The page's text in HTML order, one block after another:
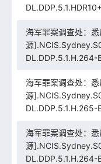
海军罪案调查处：
源
DL.DDP.5.1.H.264-
海军罪案调查处：
源
DL.DDP.5.1.H.265-
海军罪案调查处：
源
DL.DDP.5.1.H.264-